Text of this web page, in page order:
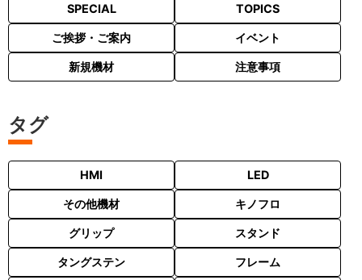
SPECIAL TOPICS
ご挨拶・ご案内 イベント
新規機材 注意事項
タグ
HMI LED
その他機材 キノフロ
グリップ スタンド
タングステン フレーム